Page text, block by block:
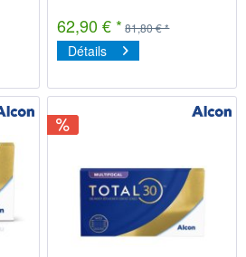
62,90 € * 81,80 € *
Détails